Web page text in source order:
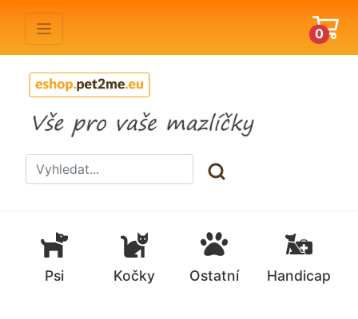
0
Psi Kočky Ostatní Handicap